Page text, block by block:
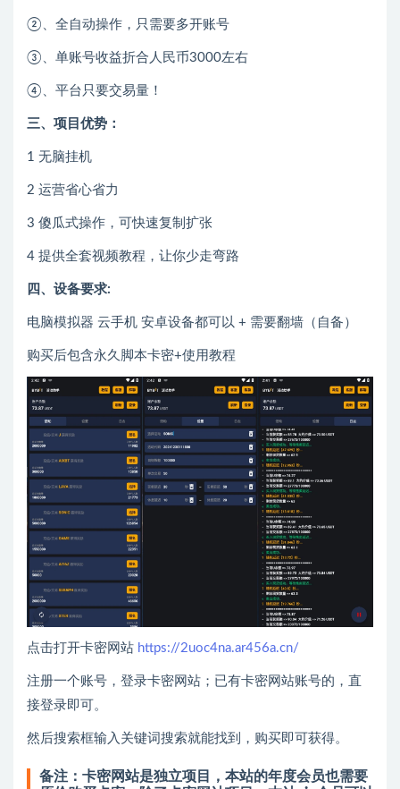
②、全自动操作，只需要多开账号
③、单账号收益折合人民币3000左右
④、平台只要交易量！
三、项目优势：
1 无脑挂机
2 运营省心省力
3 傻瓜式操作，可快速复制扩张
4 提供全套视频教程，让你少走弯路
四、设备要求:
电脑模拟器 云手机 安卓设备都可以 + 需要翻墙（自备）
购买后包含永久脚本卡密+使用教程
点击打开卡密网站 https://2uoc4na.ar456a.cn/
注册一个账号，登录卡密网站；已有卡密网站账号的，直
接登录即可。
然后搜索框输入关键词搜索就能找到，购买即可获得。
备注：卡密网站是独立项目，本站的年度会员也需要